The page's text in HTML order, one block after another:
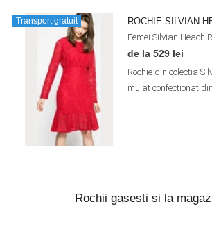
Transport gratuit
ROCHIE SILVIAN
Femei Silvian Heach
de la 529 lei
Rochie din colectia
mulat confectionat
Rochii gasesti si la